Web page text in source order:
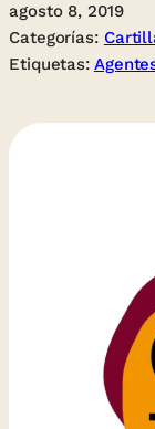
agosto 8, 2019
Categorías:
Etiquetas: